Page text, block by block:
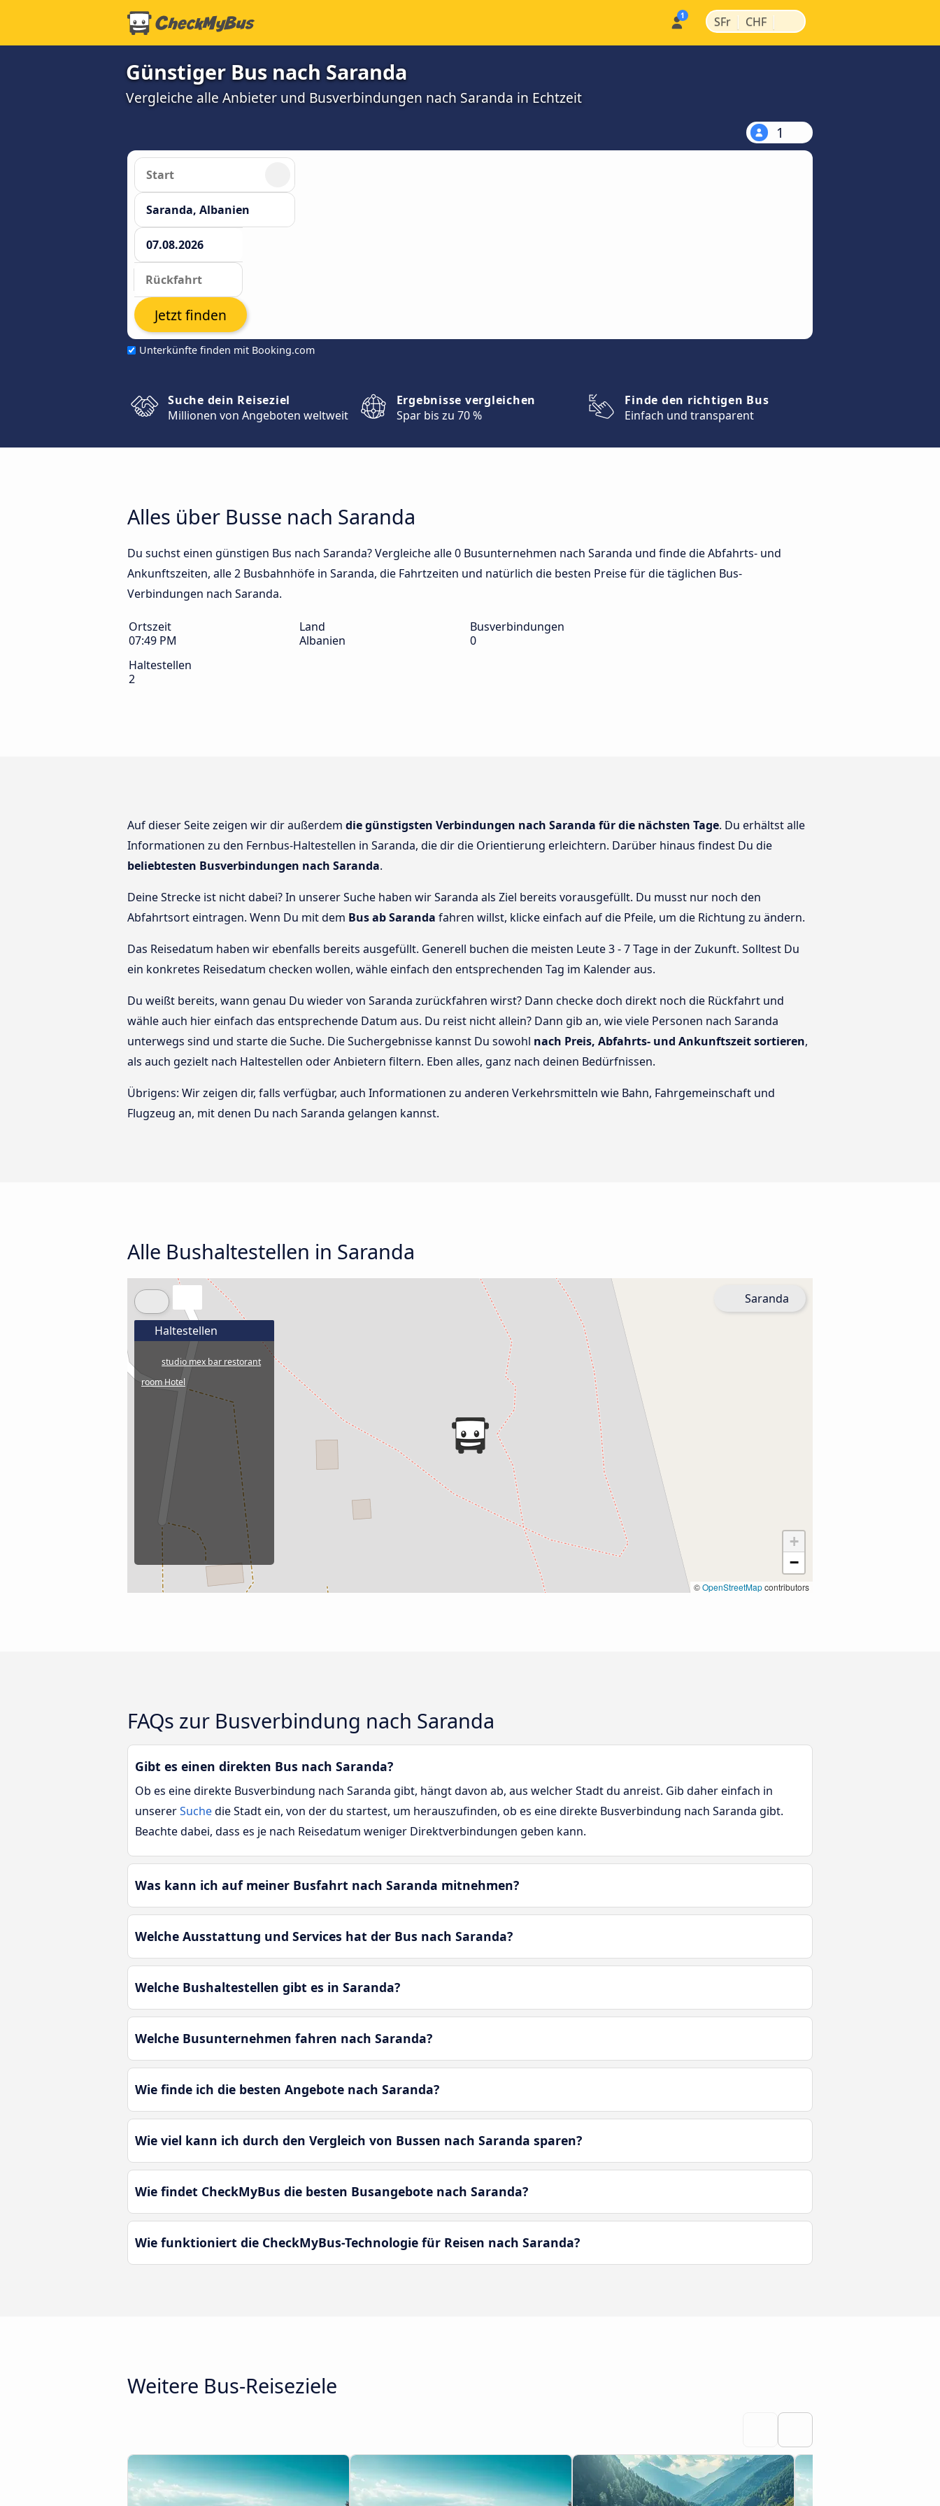
SFr | CHF |
Günstiger Bus nach Saranda
Vergleiche alle Anbieter und Busverbindungen nach Saranda in Echtzeit
1
Unterkünfte finden mit Booking.com
Jetzt finden
Suche dein Reiseziel
Millionen von Angeboten weltweit
Ergebnisse vergleichen
Spar bis zu 70 %
Finde den richtigen Bus
Einfach und transparent
Alles über Busse nach Saranda
Du suchst einen günstigen Bus nach Saranda? Vergleiche alle 0 Busunternehmen nach Saranda und finde die Abfahrts- und
Ankunftszeiten, alle 2 Busbahnhöfe in Saranda, die Fahrtzeiten und natürlich die besten Preise für die täglichen Bus-
Verbindungen nach Saranda.
Ortszeit
07:49 PM
Land
Albanien
Busverbindungen
0
Haltestellen
2
Auf dieser Seite zeigen wir dir außerdem die günstigsten Verbindungen nach Saranda für die nächsten Tage. Du erhältst alle
Informationen zu den Fernbus-Haltestellen in Saranda, die dir die Orientierung erleichtern. Darüber hinaus findest Du die
beliebtesten Busverbindungen nach Saranda.
Deine Strecke ist nicht dabei? In unserer Suche haben wir Saranda als Ziel bereits vorausgefüllt. Du musst nur noch den
Abfahrtsort eintragen. Wenn Du mit dem Bus ab Saranda fahren willst, klicke einfach auf die Pfeile, um die Richtung zu ändern.
Das Reisedatum haben wir ebenfalls bereits ausgefüllt. Generell buchen die meisten Leute 3 - 7 Tage in der Zukunft. Solltest Du
ein konkretes Reisedatum checken wollen, wähle einfach den entsprechenden Tag im Kalender aus.
Du weißt bereits, wann genau Du wieder von Saranda zurückfahren wirst? Dann checke doch direkt noch die Rückfahrt und
wähle auch hier einfach das entsprechende Datum aus. Du reist nicht allein? Dann gib an, wie viele Personen nach Saranda
unterwegs sind und starte die Suche. Die Suchergebnisse kannst Du sowohl nach Preis, Abfahrts- und Ankunftszeit sortieren,
als auch gezielt nach Haltestellen oder Anbietern filtern. Eben alles, ganz nach deinen Bedürfnissen.
Übrigens: Wir zeigen dir, falls verfügbar, auch Informationen zu anderen Verkehrsmitteln wie Bahn, Fahrgemeinschaft und
Flugzeug an, mit denen Du nach Saranda gelangen kannst.
Alle Bushaltestellen in Saranda
+
−
©OpenStreetMapcontributors
Haltestellen
studio mex bar restorant
room Hotel
Saranda
FAQs zur Busverbindung nach Saranda
Gibt es einen direkten Bus nach Saranda?
Ob es eine direkte Busverbindung nach Saranda gibt, hängt davon ab, aus welcher Stadt du anreist. Gib daher einfach in
unsererSuchedie Stadt ein, von der du startest, um herauszufinden, ob es eine direkte Busverbindung nach Saranda gibt.
Beachte dabei, dass es je nach Reisedatum weniger Direktverbindungen geben kann.
Was kann ich auf meiner Busfahrt nach Saranda mitnehmen?
Welche Ausstattung und Services hat der Bus nach Saranda?
Welche Bushaltestellen gibt es in Saranda?
Welche Busunternehmen fahren nach Saranda?
Wie finde ich die besten Angebote nach Saranda?
Wie viel kann ich durch den Vergleich von Bussen nach Saranda sparen?
Wie findet CheckMyBus die besten Busangebote nach Saranda?
Wie funktioniert die CheckMyBus-Technologie für Reisen nach Saranda?
Weitere Bus-Reiseziele